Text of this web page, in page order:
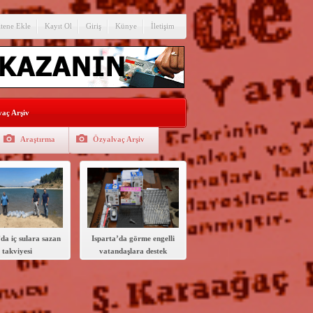
Ekle Kayıt Ol Giriş Künye İletişim
Arşiv
Araştırma Özyalvaç Arşiv
iç sulara sazan
takviyesi
Isparta’da görme engelli
vatandaşlara destek